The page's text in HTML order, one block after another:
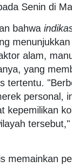
Senin di
bahwa
alam,
yang
tertentu.
personal,
kepemilikan
memainkan